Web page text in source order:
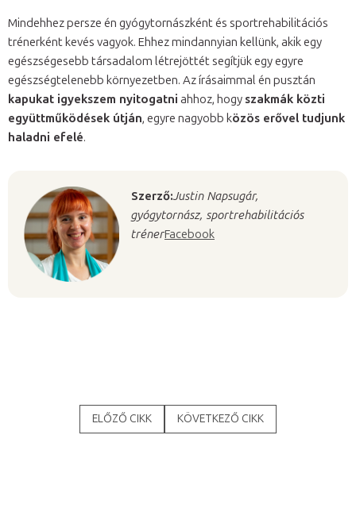
Mindehhez persze én gyógytornászként és sportrehabilitációs
trénerként kevés vagyok. Ehhez mindannyian kellünk, akik egy
egészségesebb társadalom létrejöttét segítjük egy egyre
egészségtelenebb környezetben. Az írásaimmal én pusztán
kapukat igyekszem nyitogatni ahhoz, hogy szakmák közti
együttműködések útján, egyre nagyobb közös erővel tudjunk
haladni efelé.
Szerző:Justin Napsugár,
gyógytornász, sportrehabilitációs
trénerFacebook
ELŐZŐ CIKK KÖVETKEZŐ CIKK